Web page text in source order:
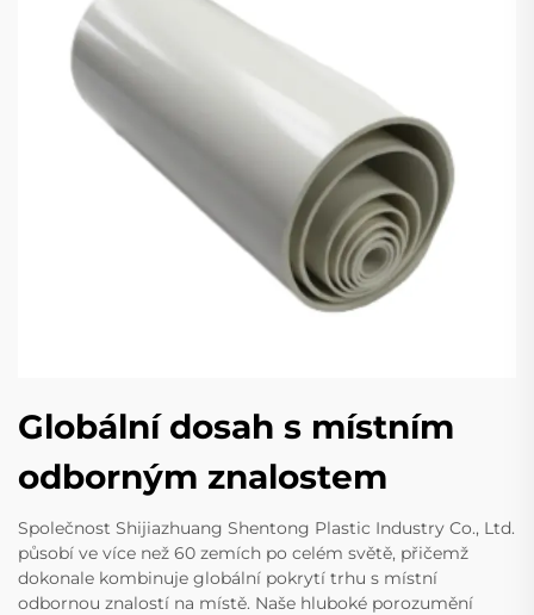
Globální dosah s místním
odborným znalostem
Společnost Shijiazhuang Shentong Plastic Industry Co., Ltd.
působí ve více než 60 zemích po celém světě, přičemž
dokonale kombinuje globální pokrytí trhu s místní
odbornou znalostí na místě. Naše hluboké porozumění